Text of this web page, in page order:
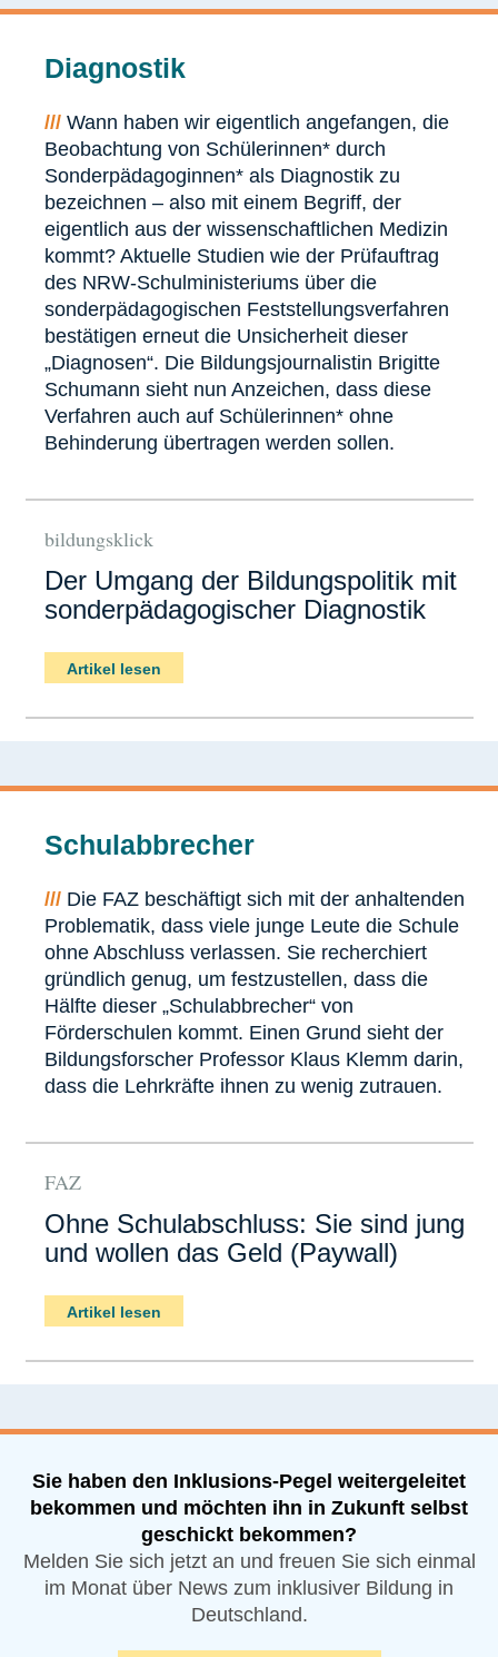
Diagnostik
/// Wann haben wir eigentlich angefangen, die
Beobachtung von Schülerinnen* durch
Sonderpädagoginnen* als Diagnostik zu
bezeichnen – also mit einem Begriff, der
eigentlich aus der wissenschaftlichen Medizin
kommt? Aktuelle Studien wie der Prüfauftrag
des NRW-Schulministeriums über die
sonderpädagogischen Feststellungsverfahren
bestätigen erneut die Unsicherheit dieser
„Diagnosen“. Die Bildungsjournalistin Brigitte
Schumann sieht nun Anzeichen, dass diese
Verfahren auch auf Schülerinnen* ohne
Behinderung übertragen werden sollen.
bildungsklick
Der Umgang der Bildungspolitik mit
sonderpädagogischer Diagnostik
Artikel lesen
Schulabbrecher
/// Die FAZ beschäftigt sich mit der anhaltenden
Problematik, dass viele junge Leute die Schule
ohne Abschluss verlassen. Sie recherchiert
gründlich genug, um festzustellen, dass die
Hälfte dieser „Schulabbrecher“ von
Förderschulen kommt. Einen Grund sieht der
Bildungsforscher Professor Klaus Klemm darin,
dass die Lehrkräfte ihnen zu wenig zutrauen.
FAZ
Ohne Schulabschluss: Sie sind jung
und wollen das Geld (Paywall)
Artikel lesen
Sie haben den Inklusions-Pegel weitergeleitet
bekommen und möchten ihn in Zukunft selbst
geschickt bekommen?
Melden Sie sich jetzt an und freuen Sie sich einmal
im Monat über News zum inklusiver Bildung in
Deutschland.